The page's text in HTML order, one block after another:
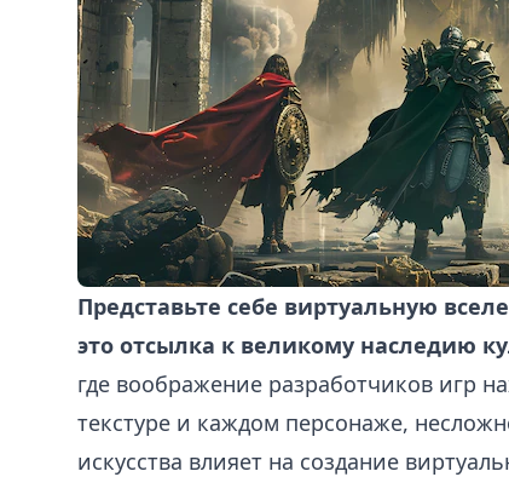
Представьте себе виртуальную
это отсылка к великому наследию
где воображение разработчиков игр
текстуре и каждом персонаже,
искусства влияет на создание